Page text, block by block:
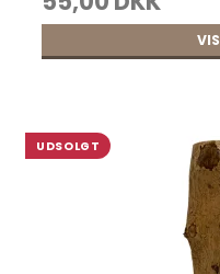
Taskebøjle, til
UDSOLGT